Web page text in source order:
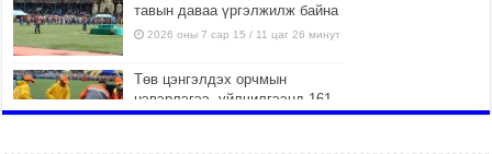
тавын даваа үргэлжилж байна
2026 оны 7 сар 15 / 11 цаг 26 минут
Төв цэнгэлдэх орчмын
цэвэрлэгээ, үйлчилгээнд 161
ажилтан, 27 техниктэй